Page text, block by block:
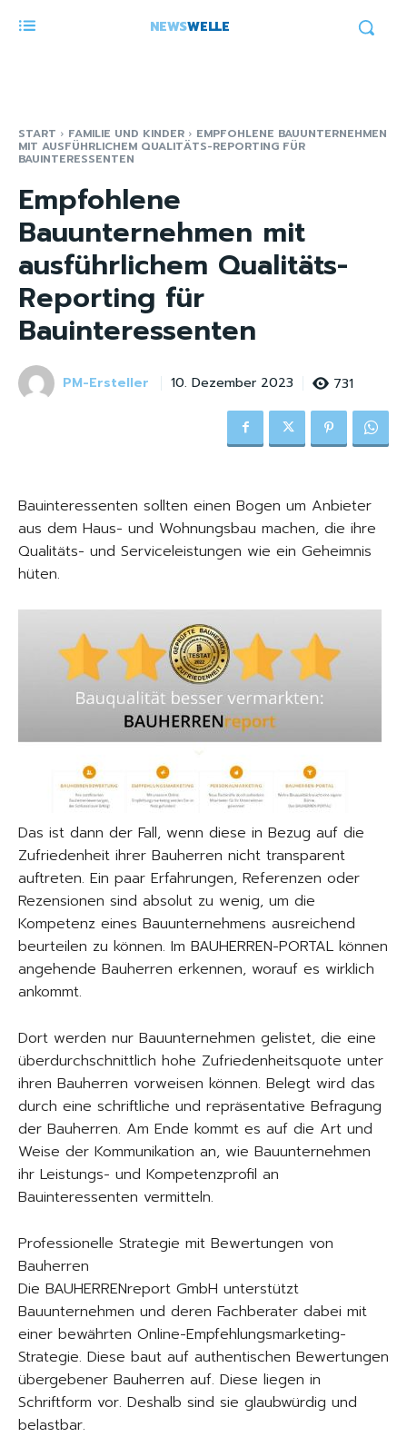
NEWSWELLE
START FAMILIE UND KINDER EMPFOHLENE BAUUNTERNEHMEN
MIT AUSFÜHRLICHEM QUALITÄTS-REPORTING FÜR
BAUINTERESSENTEN
Empfohlene
Bauunternehmen mit
ausführlichem Qualitäts-
Reporting für
Bauinteressenten
PM-Ersteller 10. Dezember 2023 731
Bauinteressenten sollten einen Bogen um Anbieter
aus dem Haus- und Wohnungsbau machen, die ihre
Qualitäts- und Serviceleistungen wie ein Geheimnis
hüten.
Das ist dann der Fall, wenn diese in Bezug auf die
Zufriedenheit ihrer Bauherren nicht transparent
auftreten. Ein paar Erfahrungen, Referenzen oder
Rezensionen sind absolut zu wenig, um die
Kompetenz eines Bauunternehmens ausreichend
beurteilen zu können. Im BAUHERREN-PORTAL können
angehende Bauherren erkennen, worauf es wirklich
ankommt.
Dort werden nur Bauunternehmen gelistet, die eine
überdurchschnittlich hohe Zufriedenheitsquote unter
ihren Bauherren vorweisen können. Belegt wird das
durch eine schriftliche und repräsentative Befragung
der Bauherren. Am Ende kommt es auf die Art und
Weise der Kommunikation an, wie Bauunternehmen
ihr Leistungs- und Kompetenzprofil an
Bauinteressenten vermitteln.
Professionelle Strategie mit Bewertungen von
Bauherren
Die BAUHERRENreport GmbH unterstützt
Bauunternehmen und deren Fachberater dabei mit
einer bewährten Online-Empfehlungsmarketing-
Strategie. Diese baut auf authentischen Bewertungen
übergebener Bauherren auf. Diese liegen in
Schriftform vor. Deshalb sind sie glaubwürdig und
belastbar.